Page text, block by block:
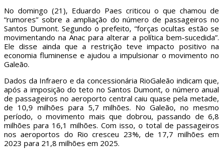
No domingo (21), Eduardo Paes criticou o que chamou de
“rumores” sobre a ampliação do número de passageiros no
Santos Dumont. Segundo o prefeito, “forças ocultas estão se
movimentando na Anac para alterar a política bem-sucedida”.
Ele disse ainda que a restrição teve impacto positivo na
economia fluminense e ajudou a impulsionar o movimento no
Galeão.
Dados da Infraero e da concessionária RioGaleão indicam que,
após a imposição do teto no Santos Dumont, o número anual
de passageiros no aeroporto central caiu quase pela metade,
de 10,9 milhões para 5,7 milhões. No Galeão, no mesmo
período, o movimento mais que dobrou, passando de 6,8
milhões para 16,1 milhões. Com isso, o total de passageiros
nos aeroportos do Rio cresceu 23%, de 17,7 milhões em
2023 para 21,8 milhões em 2025.